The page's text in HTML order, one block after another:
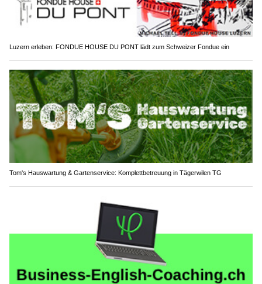
Luzern erleben: FONDUE HOUSE DU PONT lädt zum Schweizer Fondue ein
Tom's Hauswartung & Gartenservice: Komplettbetreuung in Tägerwilen TG